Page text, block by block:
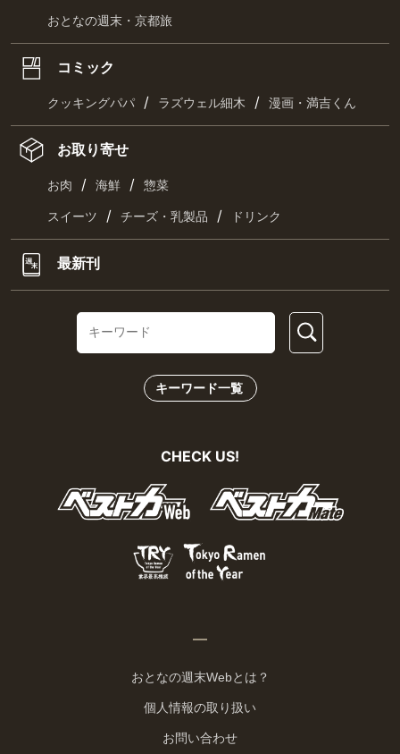
おとなの週末・京都旅
コミック
クッキングパパ / ラズウェル細木 / 漫画・満吉くん
お取り寄せ
お肉 / 海鮮 / 惣菜
スイーツ / チーズ・乳製品 / ドリンク
最新刊
キーワード一覧
CHECK US!
おとなの週末Webとは？
個人情報の取り扱い
お問い合わせ